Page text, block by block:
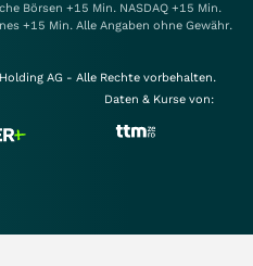
Börsen +15 Min. NASDAQ +15 Min.
+15 Min. Alle Angaben ohne Gewähr.
AG - Alle Rechte vorbehalten.
Daten & Kurse von: